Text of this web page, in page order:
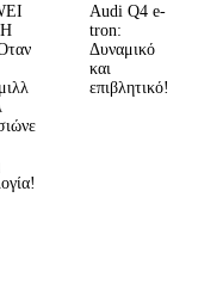
Audi Q4 e-
tron:
Δυναμικό
και
επιβλητικό!